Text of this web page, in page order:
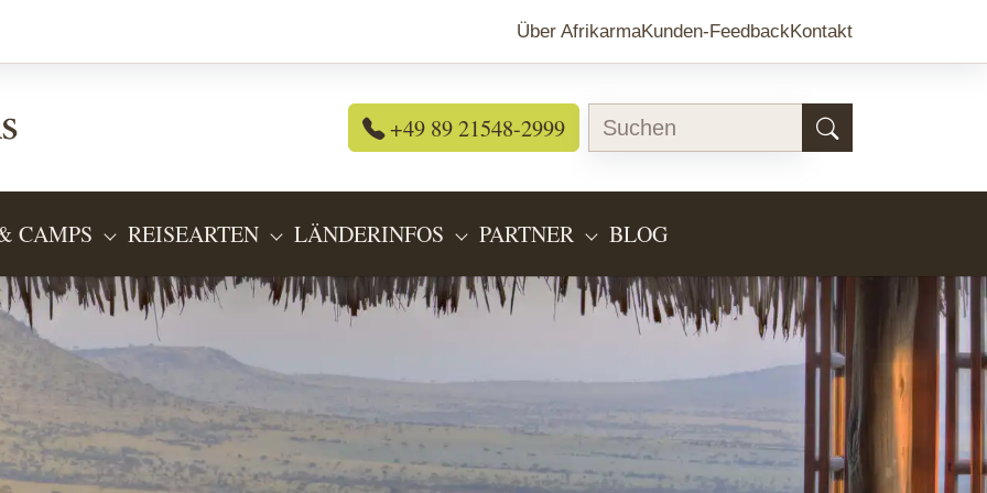
Über AfrikarmaKunden-FeedbackKontakt
+49 89 21548-2999
"REISEANGEBOTE"
CAMPS SUBMENU FOR "LODGES & CAMPS"
REISEARTEN SUBMENU FOR "REISEARTEN"
LÄNDERINFOS SUBMENU FOR "LÄNDERINFOS"
PARTNER SUBMENU FOR "PARTNER"
BLOG